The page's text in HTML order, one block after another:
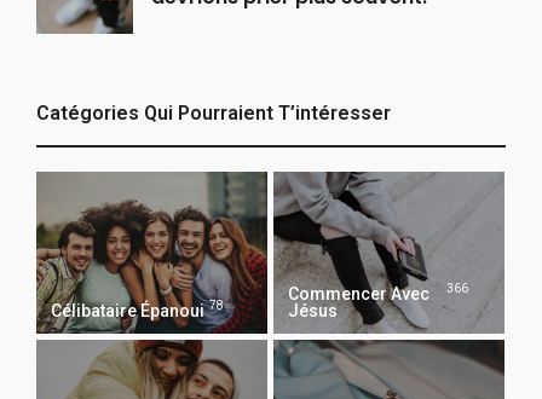
Catégories Qui Pourraient T’intéresser
Célibataire Épanoui 78
Commencer Avec
Jésus
366